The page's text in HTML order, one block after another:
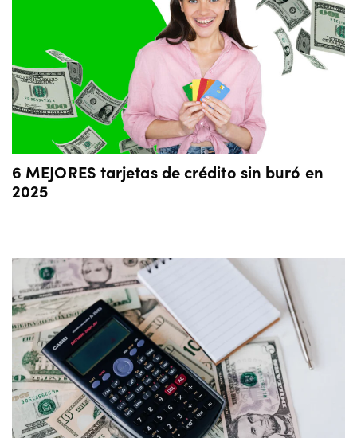
6 MEJORES tarjetas de crédito sin buró en
2025